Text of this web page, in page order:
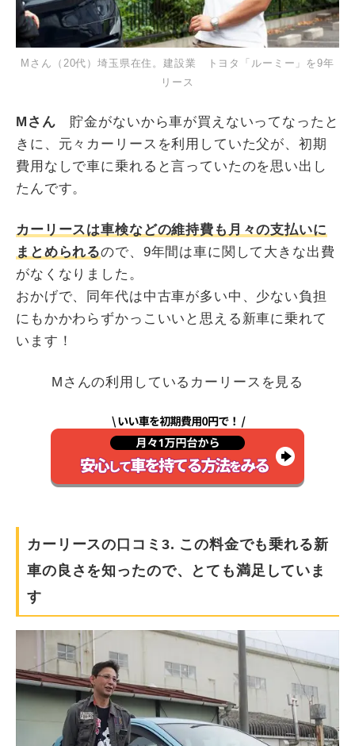
Mさん（20代）埼玉県在住。建設業 トヨタ「ルーミー」を9年
リース
Mさん 貯金がないから車が買えないってなったと
きに、元々カーリースを利用していた父が、初期
費用なしで車に乗れると言っていたのを思い出し
たんです。
カーリースは車検などの維持費も月々の支払いに
まとめられるので、9年間は車に関して大きな出費
がなくなりました。
おかげで、同年代は中古車が多い中、少ない負担
にもかかわらずかっこいいと思える新車に乗れて
います！
Mさんの利用しているカーリースを見る
カーリースの口コミ3. この料金でも乗れる新
車の良さを知ったので、とても満足していま
す